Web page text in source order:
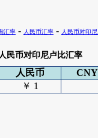
汇率 - 人民币汇率 - 人民币对印
人民币对印尼卢比汇率
人民币
￥ 1